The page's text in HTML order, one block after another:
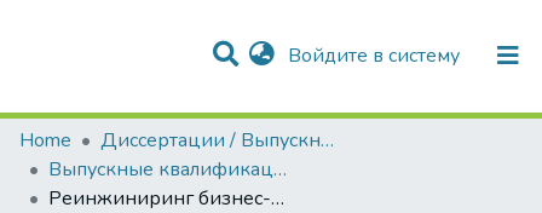
Войдите в систему(current)
Разделы и коллекции
Статистика
Поиск
Home
Диссертации / Выпускные квалификационные работы
Выпускные квалификационные работы
Реинжиниринг бизнес-процессов системы ограничения доступа к внешней периметрической зоне охраняемого объекта